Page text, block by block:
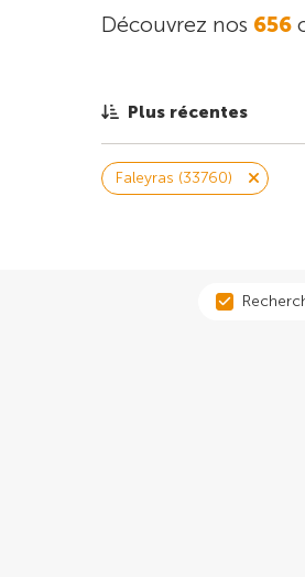
Découvrez nos 656
Plus récentes
Faleyras (33760)